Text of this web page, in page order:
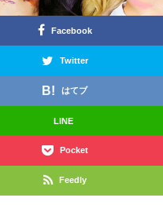
Facebook
Twitter
はてブ
LINE
Pocket
Feedly